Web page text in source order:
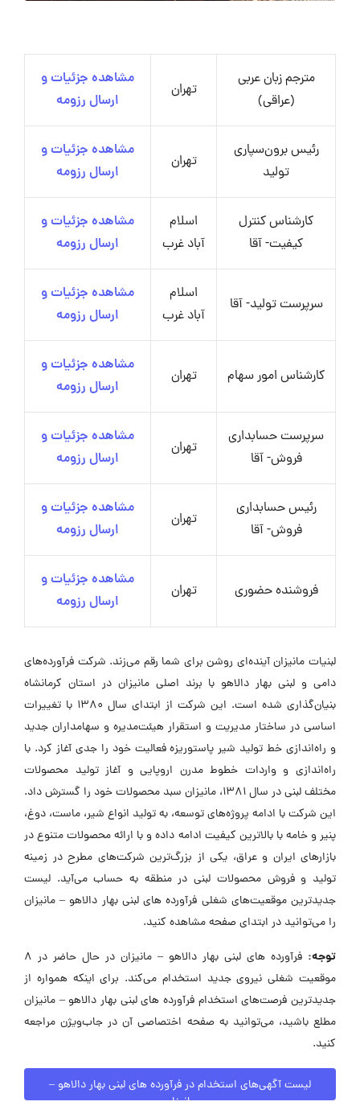
مترجم زبان عربی
(عراقی)
تهران
مشاهده جزئیات و
ارسال رزومه
رئیس برون‌سپاری
تولید
تهران
مشاهده جزئیات و
ارسال رزومه
کارشناس کنترل
کیفیت- آقا
اسلام
آباد غرب
مشاهده جزئیات و
ارسال رزومه
سرپرست تولید- آقا
اسلام
آباد غرب
مشاهده جزئیات و
ارسال رزومه
کارشناس امور سهام تهران
مشاهده جزئیات و
ارسال رزومه
سرپرست حسابداری
فروش- آقا
تهران
مشاهده جزئیات و
ارسال رزومه
رئیس حسابداری
فروش- آقا
تهران
مشاهده جزئیات و
ارسال رزومه
فروشنده حضوری تهران
مشاهده جزئیات و
ارسال رزومه
لبنیات مانیزان آینده‌ای روشن برای شما رقم می‌زند. شرکت فرآورده‌های
دامی و لبنی بهار دالاهو با برند اصلی مانیزان در استان کرمانشاه
بنیان‌گذاری شده است. این شرکت از ابتدای سال ۱۳۸۰ با تغییرات
اساسی در ساختار مدیریت و استقرار هیئت‌مدیره و سهامداران جدید
و راه‌اندازی خط تولید شیر پاستوریزه فعالیت خود را جدی آغاز کرد. با
راه‌اندازی و واردات خطوط مدرن اروپایی و آغاز تولید محصولات
مختلف لبنی در سال ۱۳۸۱، مانیزان سبد محصولات خود را گسترش داد.
این شرکت با ادامه پروژه‌های توسعه، به تولید انواع شیر، ماست، دوغ،
پنیر و خامه با بالاترین کیفیت ادامه داده و با ارائه محصولات متنوع در
بازارهای ایران و عراق، یکی از بزرگ‌ترین شرکت‌های مطرح در زمینه
تولید و فروش محصولات لبنی در منطقه به حساب می‌آید. لیست
جدیدترین موقعیت‌های شغلی فرآورده های لبنی بهار دالاهو – مانیزان
را می‌توانید در ابتدای صفحه مشاهده کنید.
توجه:
فرآورده های لبنی بهار دالاهو – مانیزان در حال حاضر در ۸
موقعیت شغلی نیروی جدید استخدام می‌کند. برای اینکه همواره از
جدیدترین فرصت‌های استخدام فرآورده های لبنی بهار دالاهو – مانیزان
مطلع باشید، می‌توانید به صفحه اختصاصی آن در جاب‌ویژن مراجعه
کنید.
لیست آگهی‌های استخدام در فرآورده های لبنی بهار دالاهو –
مانیزان